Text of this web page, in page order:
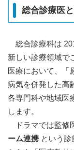
総合診療医
総合診療科は
新しい診療領域で
医療において、「
病気を併発した高
各専門科や地域医
します。
ドラマでは監修
ーム連携 という